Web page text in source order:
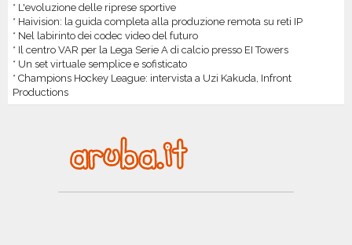
* L'evoluzione delle riprese sportive
* Haivision: la guida completa alla produzione remota su reti IP
* Nel labirinto dei codec video del futuro
* Il centro VAR per la Lega Serie A di calcio presso EI Towers
* Un set virtuale semplice e sofisticato
* Champions Hockey League: intervista a Uzi Kakuda, Infront
Productions